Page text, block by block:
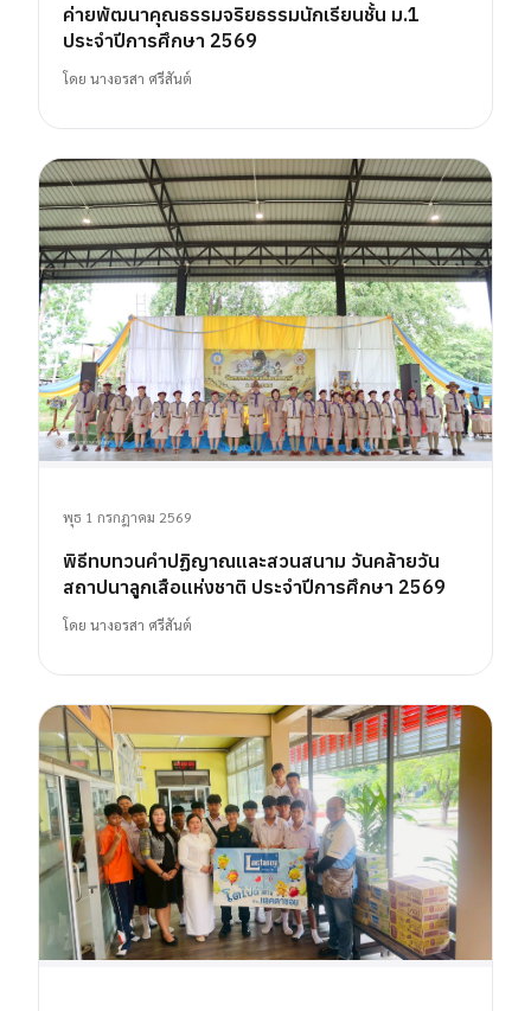
ค่ายพัฒนาคุณธรรมจริยธรรมนักเรียนชั้น ม.1
ประจำปีการศึกษา 2569
โดย นางอรสา ศรีสันต์
พุธ 1 กรกฎาคม 2569
พิธีทบทวนคำปฏิญาณและสวนสนาม วันคล้ายวัน
สถาปนาลูกเสือแห่งชาติ ประจำปีการศึกษา 2569
โดย นางอรสา ศรีสันต์